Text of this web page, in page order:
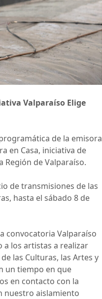
Valparaíso Elige
de la emisora
en Casa, iniciativa de
Región de Valparaíso.
de transmisiones de las
hasta el sábado 8 de
convocatoria Valparaíso
a los artistas a realizar
las Culturas, las Artes y
un tiempo en que
en contacto con la
nuestro aislamiento